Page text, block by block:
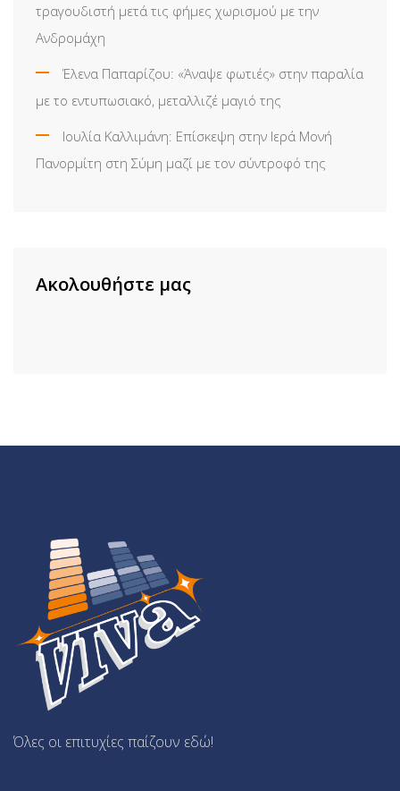
τραγουδιστή μετά τις φήμες χωρισμού με την
Ανδρομάχη
Έλενα Παπαρίζου: «Άναψε φωτιές» στην παραλία
με το εντυπωσιακό, μεταλλιζέ μαγιό της
Ιουλία Καλλιμάνη: Επίσκεψη στην Ιερά Μονή
Πανορμίτη στη Σύμη μαζί με τον σύντροφό της
Ακολουθήστε μας
Όλες οι επιτυχίες παίζουν εδώ!